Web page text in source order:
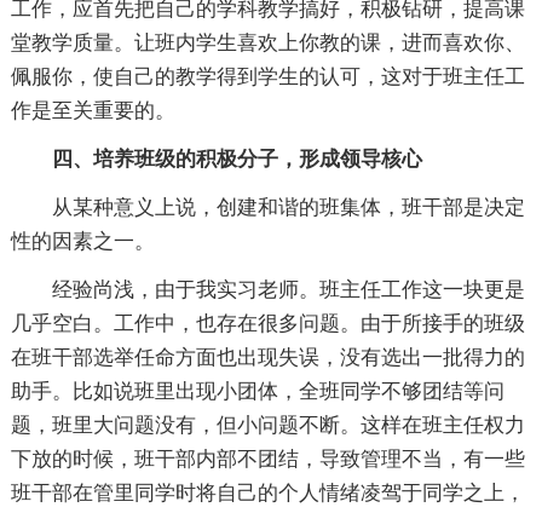
工作，应首先把自己的学科教学搞好，积极钻研，提高课
堂教学质量。让班内学生喜欢上你教的课，进而喜欢你、
佩服你，使自己的教学得到学生的认可，这对于班主任工
作是至关重要的。
四、培养班级的积极分子，形成领导核心
从某种意义上说，创建和谐的班集体，班干部是决定
性的因素之一。
经验尚浅，由于我实习老师。班主任工作这一块更是
几乎空白。工作中，也存在很多问题。由于所接手的班级
在班干部选举任命方面也出现失误，没有选出一批得力的
助手。比如说班里出现小团体，全班同学不够团结等问
题，班里大问题没有，但小问题不断。这样在班主任权力
下放的时候，班干部内部不团结，导致管理不当，有一些
班干部在管里同学时将自己的个人情绪凌驾于同学之上，